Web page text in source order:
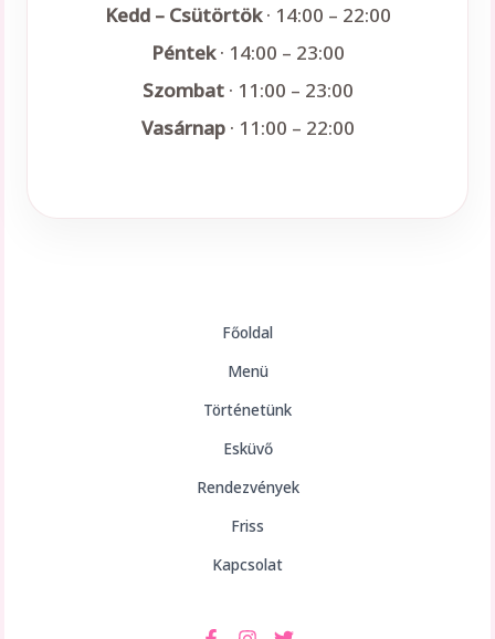
Kedd – Csütörtök· 14:00 – 22:00
Péntek· 14:00 – 23:00
Szombat· 11:00 – 23:00
Vasárnap· 11:00 – 22:00
Főoldal
Menü
Történetünk
Esküvő
Rendezvények
Friss
Kapcsolat